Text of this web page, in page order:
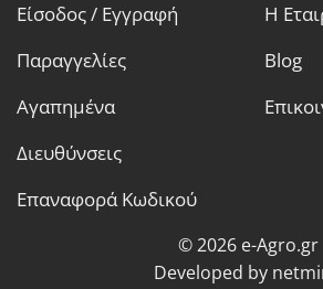
Είσοδος / Εγγραφή
Παραγγελίες
Αγαπημένα
Διευθύνσεις
Επαναφορά Κωδικού
Η
Blog
© 2026 e-Agro.gr
Developed by